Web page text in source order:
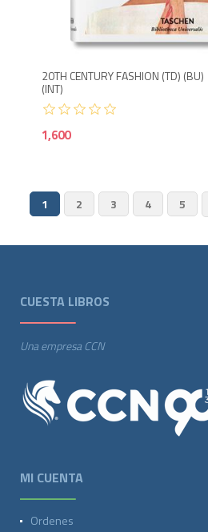
20TH CENTURY FASHION (TD) (BU)
(INT)
1,600
1 2 3 4 5
CUESTA LIBROS
Una empresa CCN
MI CUENTA
Ordenes